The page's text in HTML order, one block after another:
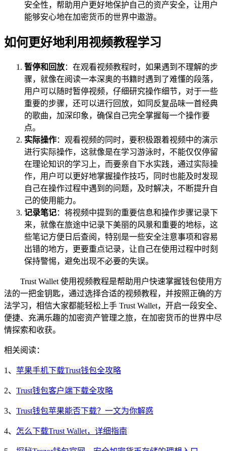
安全性，帮助用户更好地保护自己的资产安全，让用户
能够安心地在加密货币的世界中遨游。
如何更好地利用视频教程学习
暂停和回放：在观看视频教程时，如果遇到不理解的步
骤，就像在阅读一本深奥的书籍时遇到了难懂的段落，
用户可以随时暂停视频，仔细研究操作细节，对于一些
重要的步骤，还可以进行回放，如同反复品味一首经典
的歌曲，加深印象，确保自己完全掌握每一个操作要
点。
实际操作：观看视频的同时，要积极跟着视频中的演示
进行实际操作，这就像是在学习游泳时，不能仅仅停留
在理论知识的学习上，而要亲自下水实践，通过实际操
作，用户可以更好地掌握操作技巧，同时也能及时发现
自己在操作过程中遇到的问题，及时解决，不断提升自
己的使用能力。
记录笔记：将视频中提到的重要信息和操作步骤记录下
来，就像在旅途中记录下美丽的风景和重要的地标，这
些笔记方便日后查阅，特别是一些安全注意事项和容易
出错的地方，更要重点记录，让自己在使用过程中时刻
保持警惕，避免出现不必要的失误。
Trust Wallet 使用视频教程是帮助用户快速掌握钱包使用方
法的一把金钥匙，通过选择合适的视频教程，并按照正确的方
法学习，相信大家都能轻松上手 Trust Wallet，开启一段安全、
便捷、充满乐趣的加密资产管理之旅，在加密货币的世界中尽
情探索和收获。
相关阅读：
1、 苹果手机下载Trust钱包全攻略
2、 Trust钱包客户端下载全攻略
3、 Trust钱包苹果能否下载？一文为你解惑
4、 怎么下载Trust Wallet，详细指南